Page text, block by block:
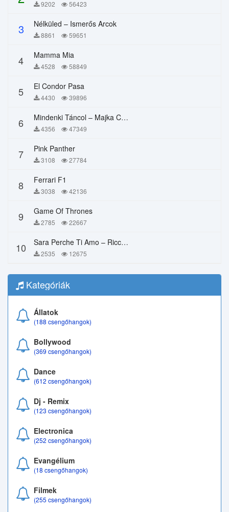
9202 56423
3 Nélküled – Ismerős Arcok
8861 59651
4 Mamma Mia
4528 58849
5 El Condor Pasa
4430 39896
6 Mindenki Táncol – Majka Curtis, Péter Majoros
4356 47349
7 Pink Panther
3108 27784
8 Ferrari F1
3038 42136
9 Game Of Thrones
2785 22667
10 Sara Perche Ti Amo – Ricchi E Poveri
2535 12675
Kategóriák
Állatok
(188 csengőhangok)
Bollywood
(369 csengőhangok)
Dance
(612 csengőhangok)
Dj - Remix
(123 csengőhangok)
Electronica
(252 csengőhangok)
Evangélium
(18 csengőhangok)
Filmek
(255 csengőhangok)